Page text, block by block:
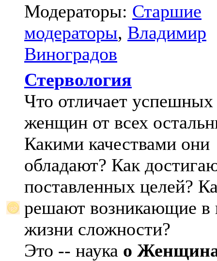
Модераторы: Старшие
модераторы, Владимир
Виноградов
Стервология
Что отличает успешных
женщин от всех
Какими качествами они
обладают? Как
поставленных целей?
решают возникающие в
жизни сложности?
Это -- наука о